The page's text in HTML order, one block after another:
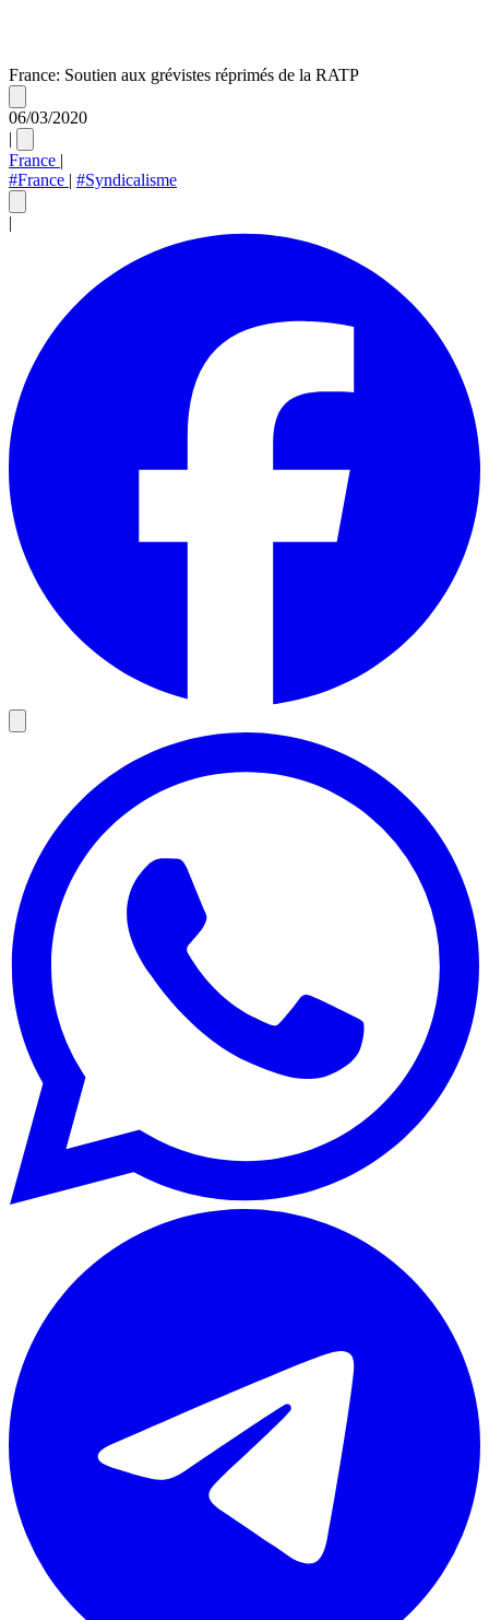
France: Soutien aux grévistes réprimés de la RATP
06/03/2020
|
France |
#France | #Syndicalisme
|